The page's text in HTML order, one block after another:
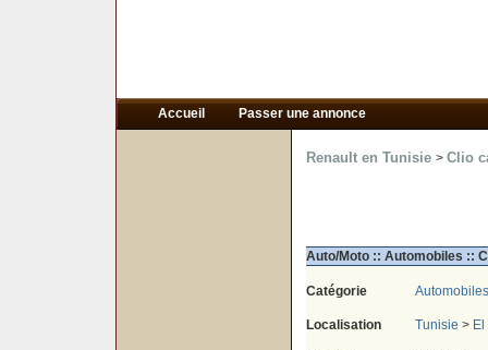
Accueil Passer une annonce
Renault en Tunisie > Clio
Auto/Moto :: Automobiles ::
Catégorie Automobiles
Localisation Tunisie >